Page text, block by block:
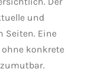
und
Seiten. Eine
konkrete